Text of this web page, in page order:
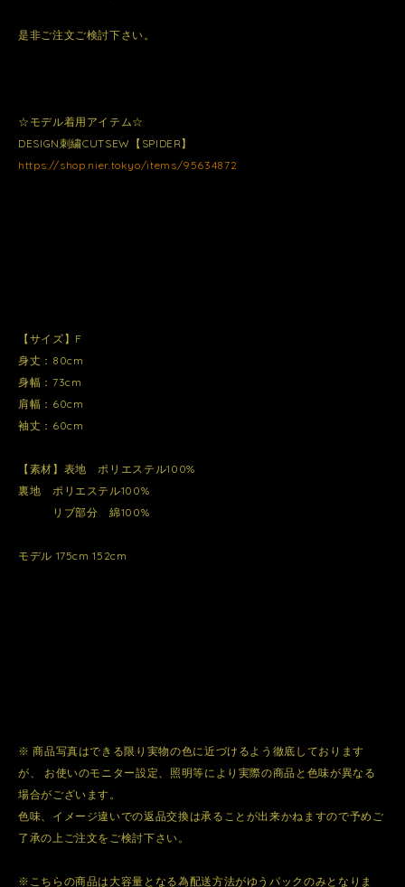
是非ご注文ご検討下さい。
☆モデル着用アイテム☆
DESIGN刺繍CUTSEW【SPIDER】
https://shop.nier.tokyo/items/95634872
【サイズ】F
身丈：80cm
身幅：73cm
肩幅：60cm
袖丈：60cm
【素材】表地 ポリエステル100%
裏地 ポリエステル100%
リブ部分 綿100%
モデル 175cm 152cm
※ 商品写真はできる限り実物の色に近づけるよう徹底しております
が、 お使いのモニター設定、照明等により実際の商品と色味が異なる
場合がございます。
色味、イメージ違いでの返品交換は承ることが出来かねますので予めご
了承の上ご注文をご検討下さい。
※こちらの商品は大容量となる為配送方法がゆうパックのみとなりま